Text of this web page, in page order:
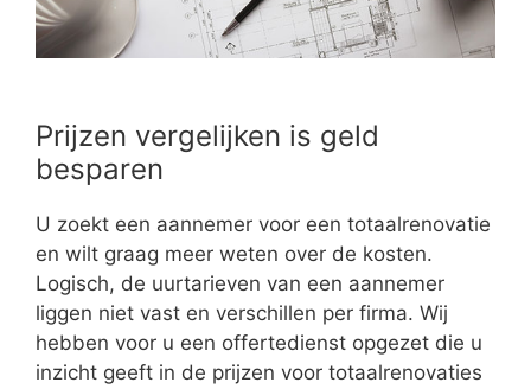
Prijzen vergelijken is geld
besparen
U zoekt een aannemer voor een totaalrenovatie
en wilt graag meer weten over de kosten.
Logisch, de uurtarieven van een aannemer
liggen niet vast en verschillen per firma. Wij
hebben voor u een offertedienst opgezet die u
inzicht geeft in de prijzen voor totaalrenovaties